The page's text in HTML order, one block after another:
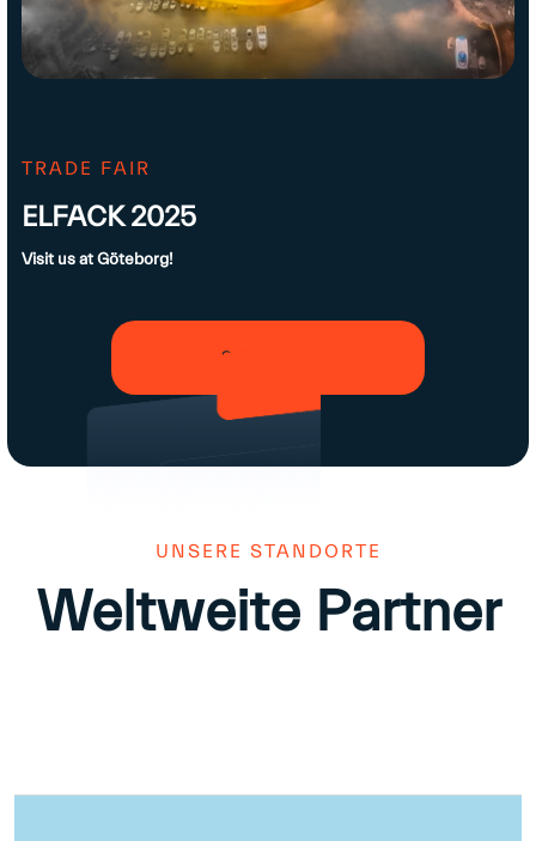
TRADE FAIR
ELFACK 2025
Visit us at Göteborg!
See all news
UNSERE STANDORTE
Weltweite Partner